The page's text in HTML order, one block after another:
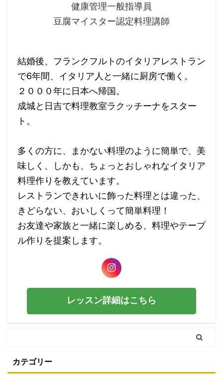
健康管理一般指導員
豆腐マイスター認定料理講師
結婚後、フランクフルトのイタリアレストラン
で6年間、イタリア人と一緒に厨房で働く。
２０００年に日本へ帰国。
成城と日吉で料理教室ラクッチーナをスター
ト。
多くの方に、まかない料理のように簡単で、美
味しく、しかも、ちょっとおしゃれなイタリア
料理作りを教えています。
レストランできれいに飾った料理とは違った、
きどらない、おいしくって簡単料理！
お友達や家族と一緒に楽しめる、料理やテーブ
ル作りを提案します。
レッスン詳細はこちら
カテゴリー